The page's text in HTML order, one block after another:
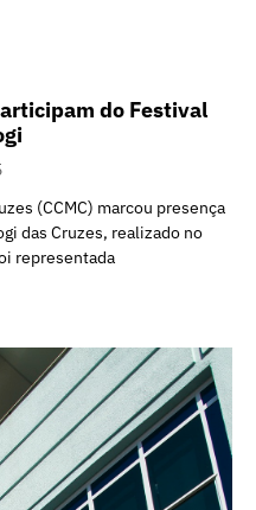
do Festival
(CCMC) marcou presença
das Cruzes, realizado no
representada